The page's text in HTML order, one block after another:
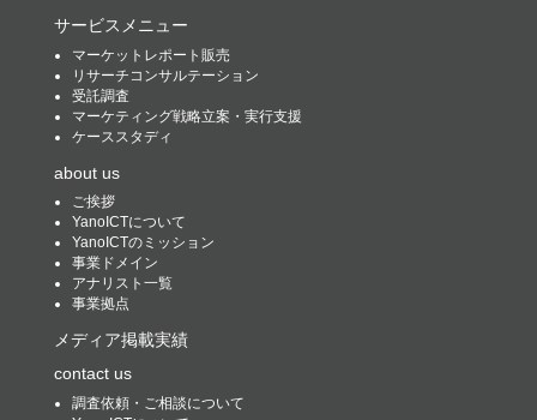
サービスメニュー
マーケットレポート販売
リサーチコンサルテーション
受託調査
マーケティング戦略立案・実行支援
ケーススタディ
about us
ご挨拶
YanoICTについて
YanoICTのミッション
事業ドメイン
アナリスト一覧
事業拠点
メディア掲載実績
contact us
調査依頼・ご相談について